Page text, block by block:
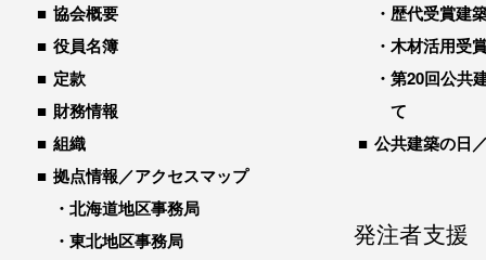
協会概要
役員名簿
定款
財務情報
組織
拠点情報／アクセスマップ
北海道地区事務局
東北地区事務局
歴代受賞建
木材活用受
第20回公共
て
公共建築の日
発注者支援